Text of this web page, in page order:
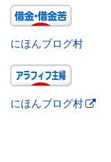
にほんブログ村
にほんブログ村